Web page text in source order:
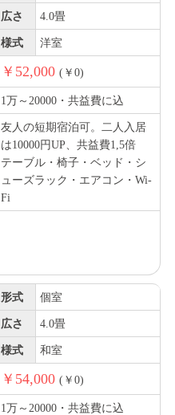
広さ 4.0畳
様式 洋室
￥52,000 (￥0)
1万～20000・共益費に込
友人の短期宿泊可。二人入居
は10000円UP、共益費1,5倍
テーブル・椅子・ベッド・シ
ューズラック・エアコン・Wi-
Fi
形式 個室
広さ 4.0畳
様式 和室
￥54,000 (￥0)
1万～20000・共益費に込